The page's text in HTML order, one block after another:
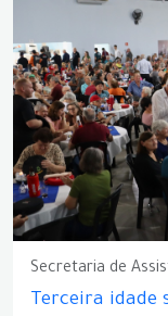
Secretaria de
Terceira idade